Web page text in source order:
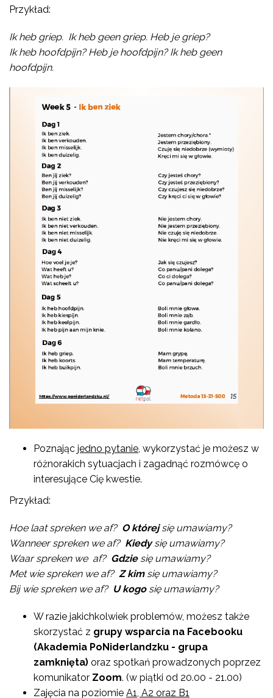
Przykład:
Ik heb griep. Ik heb geen griep. Heb je griep?
Ik heb hoofdpijn? Heb je hoofdpijn? Ik heb geen
hoofdpijn.
Poznając jedno pytanie, wykorzystać je możesz w
różnorakich sytuacjach i zagadnąć rozmówcę o
interesujące Cię kwestie.
Przykład:
Hoe laat spreken we af? O którejsię umawiamy?
Wanneer spreken we af? Kiedysię umawiamy?
Waar spreken we af? Gdziesię umawiamy?
Met wie spreken we af? Z kimsię umawiamy?
Bij wie spreken we af? U kogosię umawiamy?
W razie jakichkolwiek problemów, możesz także
skorzystać z grupy wsparcia na Facebooku
(Akademia PoNiderlandzku - grupa
zamknięta) oraz spotkań prowadzonych poprzez
komunikator Zoom. (w piątki od 20.00 - 21.00)
Zajęcia na poziomie A1, A2 oraz B1